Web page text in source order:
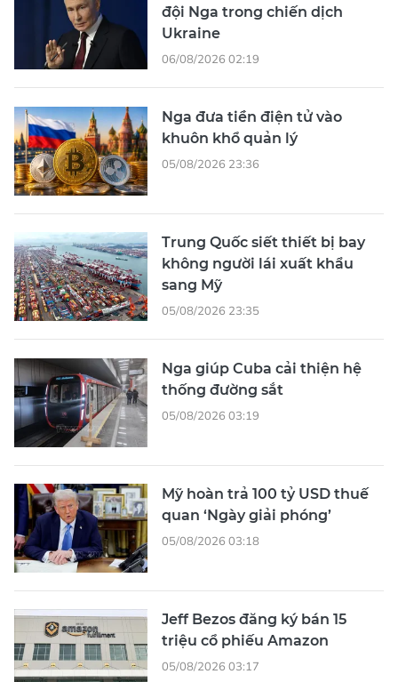
đội Nga trong chiến dịch
Ukraine
06/08/2026 02:19
Nga đưa tiền điện tử vào
khuôn khổ quản lý
05/08/2026 23:36
Trung Quốc siết thiết bị bay
không người lái xuất khẩu
sang Mỹ
05/08/2026 23:35
Nga giúp Cuba cải thiện hệ
thống đường sắt
05/08/2026 03:19
Mỹ hoàn trả 100 tỷ USD thuế
quan ‘Ngày giải phóng’
05/08/2026 03:18
Jeff Bezos đăng ký bán 15
triệu cổ phiếu Amazon
05/08/2026 03:17